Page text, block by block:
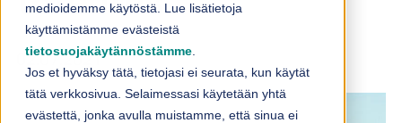
medioidemme käytöstä. Lue lisätietoja
käyttämistämme evästeistä
tietosuojakäytännöstämme
Jos et hyväksy tätä, tietojasi ei seurata, kun käytät
tätä verkkosivua. Selaimessasi käytetään yhtä
evästettä, jonka avulla muistamme, että sinua ei
02.07.2021